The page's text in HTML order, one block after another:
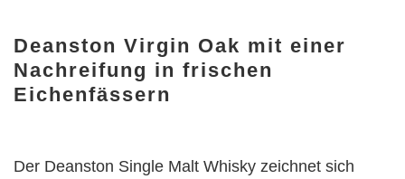
Deanston Virgin Oak mit einer
Nachreifung in frischen
Eichenfässern
Der Deanston Single Malt Whisky zeichnet sich